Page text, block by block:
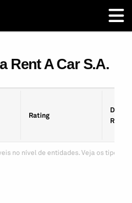
Rent A Car S.A.
Rating
Data
Rating
no nível de entidades. Veja os tipos